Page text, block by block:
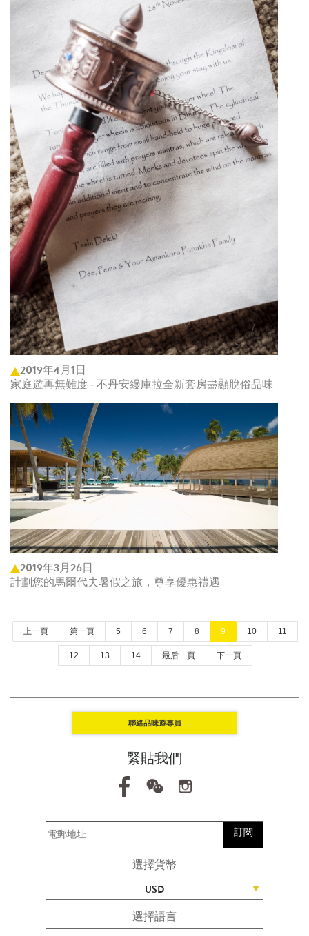
2019年4月1日
家庭遊再無難度 - 不丹安縵庫拉全新套房盡顯脫俗品味
2019年3月26日
計劃您的馬爾代夫暑假之旅，尊享優惠禮遇
上一頁 第一頁 5 6 7 8 9 10 11
12 13 14 最后一頁 下一頁
聯絡品味遊專員
緊貼我們
訂閱
選擇貨幣
USD
選擇語言